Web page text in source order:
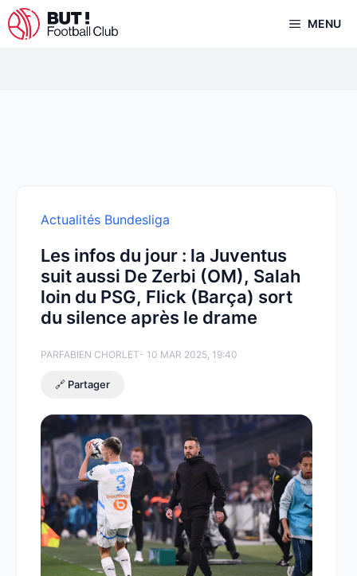
Aller
au
MENU
Actualités Bundesliga
Les infos du jour : la Juventus
suit aussi De Zerbi (OM), Salah
loin du PSG, Flick (Barça) sort
du silence après le drame
PARFABIEN CHORLET- 10 MAR 2025, 19:40
🔗 Partager